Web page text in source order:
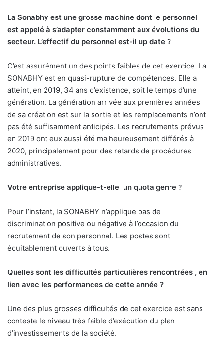
La Sonabhy est une grosse machine dont le personnel
est appelé à s’adapter constamment aux évolutions du
secteur. L’effectif du personnel est-il up date ?
C’est assurément un des points faibles de cet exercice. La
SONABHY est en quasi-rupture de compétences. Elle a
atteint, en 2019, 34 ans d’existence, soit le temps d’une
génération. La génération arrivée aux premières années
de sa création est sur la sortie et les remplacements n’ont
pas été suffisamment anticipés. Les recrutements prévus
en 2019 ont eux aussi été malheureusement différés à
2020, principalement pour des retards de procédures
administratives.
Votre entreprise applique-t-elle un quota genre ?
Pour l’instant, la SONABHY n’applique pas de
discrimination positive ou négative à l’occasion du
recrutement de son personnel. Les postes sont
équitablement ouverts à tous.
Quelles sont les difficultés particulières rencontrées , en
lien avec les performances de cette année ?
Une des plus grosses difficultés de cet exercice est sans
conteste le niveau très faible d’exécution du plan
d’investissements de la société.